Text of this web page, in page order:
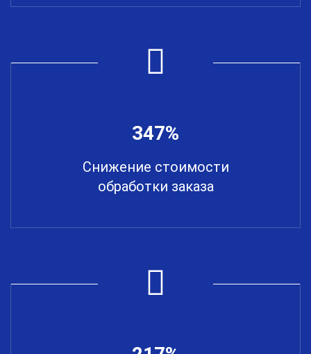
347%
Снижение стоимости
обработки заказа